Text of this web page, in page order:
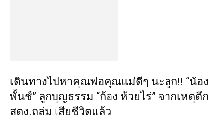
เดินทางไปหาคุณพ่อคุณแม่ดีๆ นะลูก!! “น้อง
พั้นช์” ลูกบุญธรรม “ก้อง ห้วยไร่” จากเหตุตึก
สตง.ถล่ม เสียชีวิตแล้ว